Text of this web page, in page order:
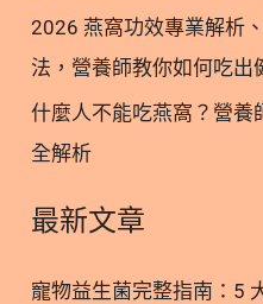
先天消化吸收能力是有生
閱讀>>磷蝦油功效：讓
功效的寵物磷蝦油！ 2.
適合寵物？ 磷蝦油(krill
極磷蝦(Euphausia
般魚油不同的是： 因此
澤、免疫支持等多重需求
2026 燕窩功效專業解析
法，營養師教你如何吃出
什麼人不能吃燕窩？營養
全解析
最新文章
寵物益生菌完整指南：5